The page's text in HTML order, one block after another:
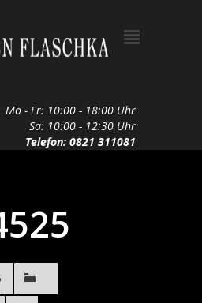
Mo - Fr: 10:00 - 18:00 Uhr
Sa: 10:00 - 12:30 Uhr
Telefon: 0821 311081